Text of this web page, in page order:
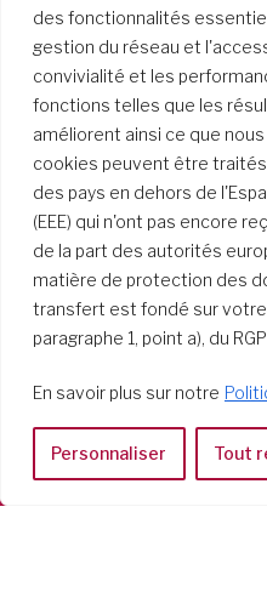
des fonctionnalités
gestion du réseau et
convivialité et les
fonctions telles que les
améliorent ainsi ce que
cookies peuvent être
des pays en dehors de
(EEE) qui n'ont pas encore
de la part des autorités
matière de protection des
transfert est fondé sur
paragraphe 1, point a), du
En savoir plus sur notre
Personnaliser Tout
Società del
Casa
Tel: 06 58 23 03